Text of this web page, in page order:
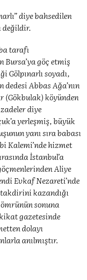
diye bahsedilen
değildir.
tarafı
Bursa’ya göç etmiş
Gölpınarlı soyadı,
Abbas Ağa’nın
(Gökbulak) köyünden
diye
yerleşmiş, büyük
yanı sıra babası
Kalemi’nde hizmet
İstanbul’a
Aliye
Evkaf Nezareti’nde
kazandığı
sonuna
gazetesinde
dolayı
anılmıştır.